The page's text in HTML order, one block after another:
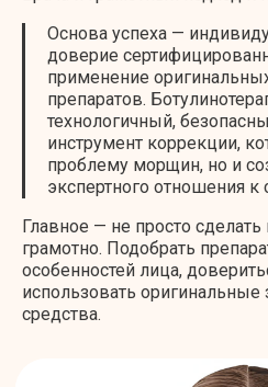
Основа успеха —
доверие
применение
препаратов.
технологичный,
инструмент коррекции,
проблему морщин, но и
экспертного отношения
Главное — не просто
грамотно. Подобрать
особенностей лица,
использовать оригинальные
средства.